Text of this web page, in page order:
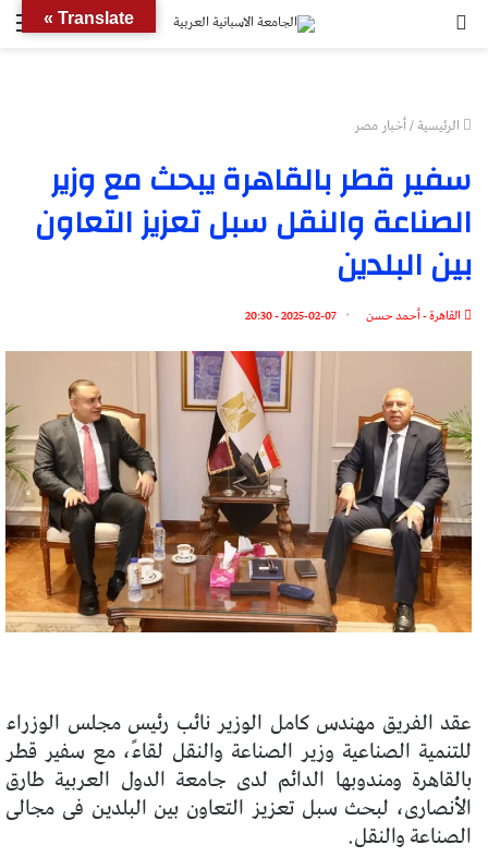
الرئيسية/أخبار مصر
سفير قطر بالقاهرة يبحث مع وزير
الصناعة والنقل سبل تعزيز التعاون
بين البلدين
القاهرة - أحمد حسن 2025-02-07 - 20:30
عقد الفريق مهندس كامل الوزير نائب رئيس مجلس الوزراء
للتنمية الصناعية وزير الصناعة والنقل لقاءً، مع سفير قطر
بالقاهرة ومندوبها الدائم لدى جامعة الدول العربية طارق
الأنصارى، لبحث سبل تعزيز التعاون بين البلدين فى مجالى
الصناعة والنقل.
Translate »